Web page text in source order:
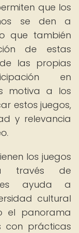
que los
se den a
que también
de estas
las propias
en
motiva a los
estos juegos,
y relevancia
los juegos
través de
ayuda a
cultural
el panorama
con prácticas